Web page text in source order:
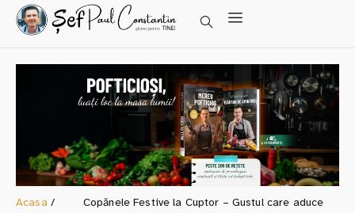
Acasa/
Copănele Festive la Cuptor – Gustul care aduce